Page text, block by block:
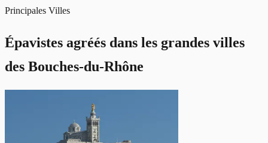
Principales Villes
Épavistes agréés dans les grandes villes
des Bouches-du-Rhône